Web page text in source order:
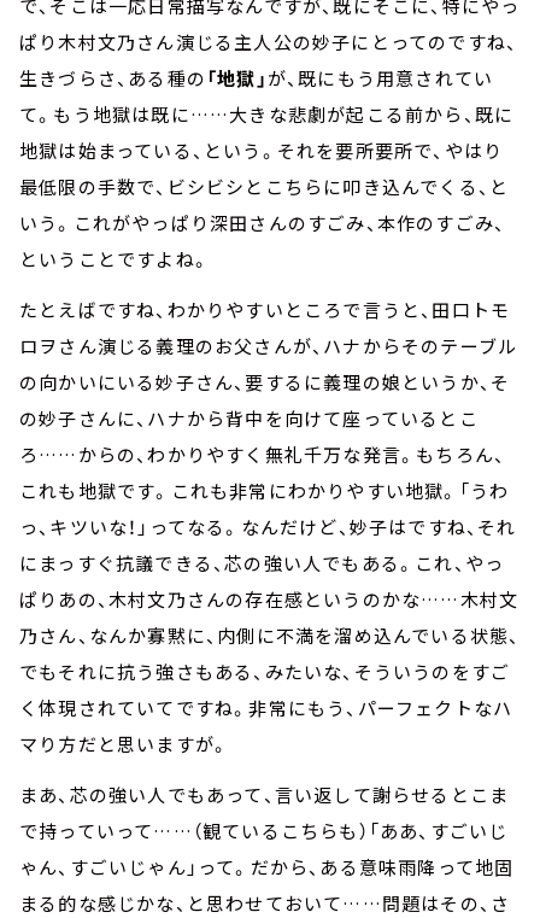
で、そこは一応日常描写なんですが、既にそこに、特にやっ
ぱり木村文乃さん演じる主人公の妙子にとってのですね、
生きづらさ、ある種の 「地獄」が、既にもう用意されてい
て。もう地獄は既に……大きな悲劇が起こる前から、既に
地獄は始まっている、という。それを要所要所で、やはり
最低限の手数で、ビシビシとこちらに叩き込んでくる、と
いう。これがやっぱり深田さんのすごみ、本作のすごみ、
ということですよね。
たとえばですね、わかりやすいところで言うと、田口トモ
ロヲさん演じる義理のお父さんが、ハナからそのテーブル
の向かいにいる妙子さん、要するに義理の娘というか、そ
の妙子さんに、ハナから背中を向けて座っているとこ
ろ……からの、わかりやすく無礼千万な発言。もちろん、
これも地獄です。これも非常にわかりやすい地獄。「うわ
っ、キツいな！」ってなる。なんだけど、妙子はですね、それ
にまっすぐ抗議できる、芯の強い人でもある。これ、やっ
ぱりあの、木村文乃さんの存在感というのかな……木村文
乃さん、なんか寡黙に、内側に不満を溜め込んでいる状態、
でもそれに抗う強さもある、みたいな、そういうのをすご
く体現されていてですね。非常にもう、パーフェクトなハ
マり方だと思いますが。
まあ、芯の強い人でもあって、言い返して謝らせるとこま
で持っていって……（観ているこちらも）「ああ、すごいじ
ゃん、すごいじゃん」って。だから、ある意味雨降って地固
まる的な感じかな、と思わせておいて……問題はその、さ